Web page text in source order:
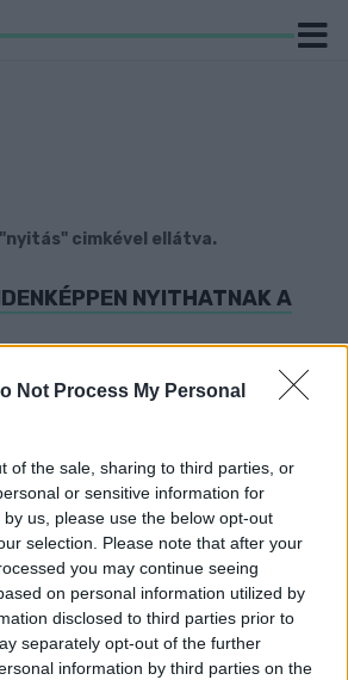
Not Process My Personal
of the sale, sharing to third parties, or
or sensitive information for
us, please use the below opt-out
selection. Please note that after your
you may continue seeing
on personal information utilized by
disclosed to third parties prior to
separately opt-out of the further
information by third parties on the
cimkével ellátva.
NYITHATNAK A
szerint.
MOST NEM LEHET,
felmondott egészségügyi dolgozók.
RÉGIÓJA
lesz, és ha nem szabadul el újra a
lazítás jöhet.